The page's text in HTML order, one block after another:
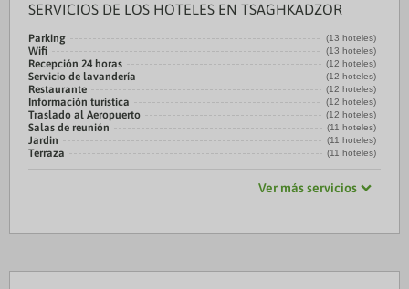
SERVICIOS DE LOS HOTELES EN TSAGHKADZOR
Parking (13 hoteles)
Wifi (13 hoteles)
Recepción 24 horas (12 hoteles)
Servicio de lavandería (12 hoteles)
Restaurante (12 hoteles)
Información turística (12 hoteles)
Traslado al Aeropuerto (12 hoteles)
Salas de reunión (11 hoteles)
Jardin (11 hoteles)
Terraza (11 hoteles)
Ver más servicios